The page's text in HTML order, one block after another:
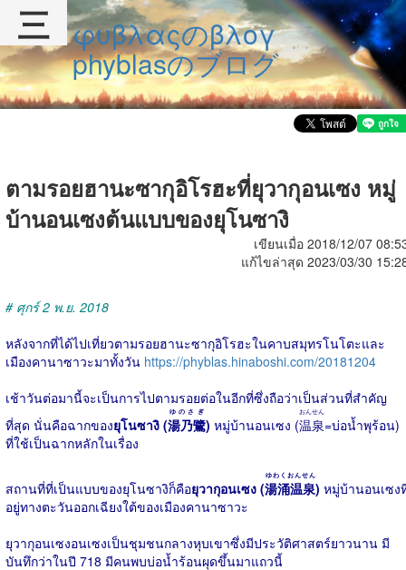
φυβλαςのβλογ
phyblasのブログ
ตามรอยฮานะซากุอิโรฮะที่ยุวากุอนเซง หมู่
บ้านอนเซงต้นแบบของยุโนซางิ
เขียนเมื่อ 2018/12/07
แก้ไขล่าสุด 2023/03/30
# ศุกร์ 2 พ.ย. 2018
หลังจากที่ได้ไปเที่ยวตามรอยฮานะซากุอิโรฮะในคาบสมุทรโนโตะและ
เมืองคานาซาวะมาทั้งวัน https://phyblas.hinaboshi.com/20181204
เช้าวันต่อมานี้จะเป็นการไปตามรอยต่อในอีกที่ซึ่งถือว่าเป็นส่วนที่สำคัญ
ที่สุด นั่นคือฉากของยุโนซางิ (湯乃鷺
ゆのさぎ
) หมู่บ้านอนเซง (温泉
おんせん
=บ่อน้ำพุร้อน)
ที่ใช้เป็นฉากหลักในเรื่อง
สถานที่ที่เป็นแบบของยุโนซางิก็คือยุวากุอนเซง (湯涌温泉
ゆわくおんせん
) หมู่บ้านอนเซง
อยู่ทางตะวันออกเฉียงใต้ของเมืองคานาซาวะ
ยุวากุอนเซงอนเซงเป็นชุมชนกลางหุบเขาซึ่งมีประวัติศาสตร์ยาวนาน มี
บันทึกว่าในปี 718 มีคนพบบ่อน้ำร้อนผุดขึ้นมาแถวนี้
三